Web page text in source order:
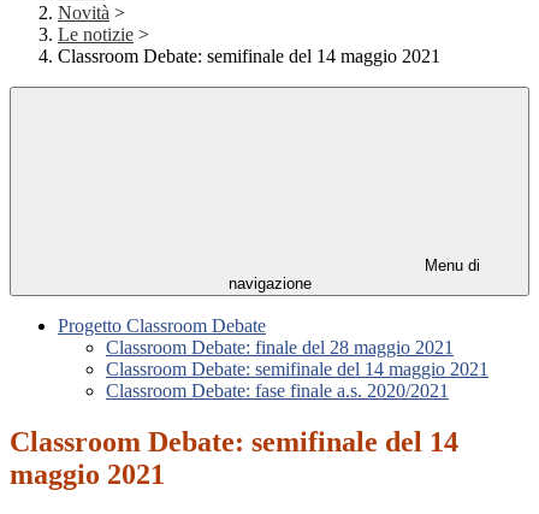
Novità >
Le notizie >
Classroom Debate: semifinale del 14 maggio 2021
Menu di
navigazione
Progetto Classroom Debate
Classroom Debate: finale del 28 maggio 2021
Classroom Debate: semifinale del 14 maggio 2021
Classroom Debate: fase finale a.s. 2020/2021
Classroom Debate: semifinale del 14
maggio 2021